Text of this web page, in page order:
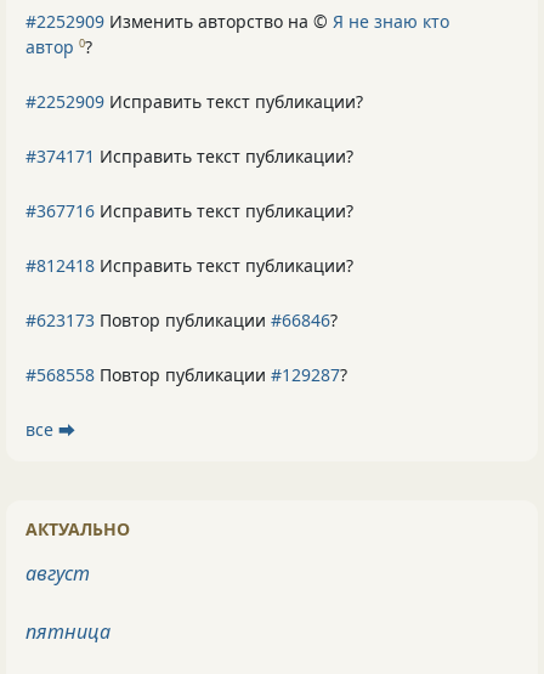
#2252909 Изменить авторство на © Я не знаю кто
автор 0?
#2252909 Исправить текст публикации?
#374171 Исправить текст публикации?
#367716 Исправить текст публикации?
#812418 Исправить текст публикации?
#623173 Повтор публикации #66846?
#568558 Повтор публикации #129287?
все ⮕
АКТУАЛЬНО
август
пятница